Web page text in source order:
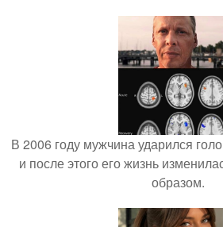
В 2006 году мужчина ударился
и после этого его жизнь
образом.